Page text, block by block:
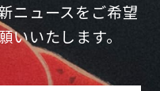
ニュースをご希望
いたします。